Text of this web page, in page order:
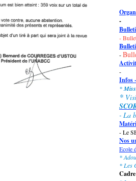
-
-
-
-
Infos
*
*
- La
- Le
Nos
Ecole
*
* Les